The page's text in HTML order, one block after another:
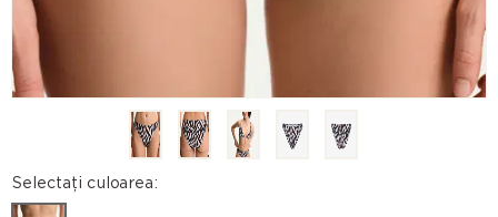
Selectați culoarea: